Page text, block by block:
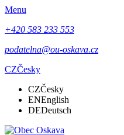
Menu
+420 583 233 553
podatelna@ou-oskava.cz
CZČesky
CZČesky
ENEnglish
DEDeutsch